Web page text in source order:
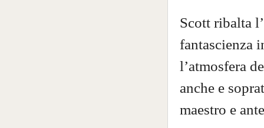
Scott ribalta
fantascienza
l’atmosfera
anche e
maestro e